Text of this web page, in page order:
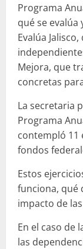
Programa
qué se evalúa
Evalúa
Mejora, que
concretas
La secretaria
Programa
contempló 11
fondos
Estos
funciona, qué
impacto de
En el caso de
las